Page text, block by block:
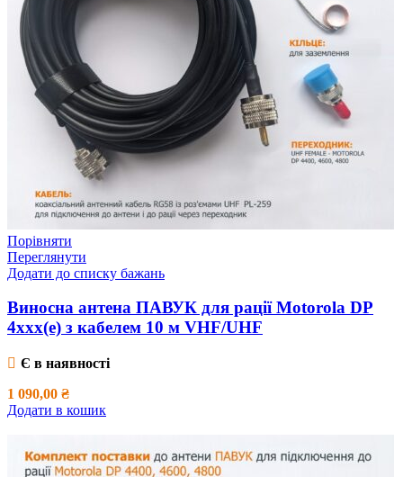
Порівняти
Переглянути
Додати до списку бажань
Виносна антена ПАВУК для рації Motorola DP
4xxx(e) з кабелем 10 м VHF/UHF
Є в наявності
1 090,00 ₴
Додати в кошик